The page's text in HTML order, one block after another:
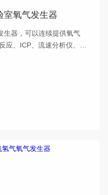
氧气发生器
生器，可以连续提供氧气
应、ICP、流速分析仪、拉
可供选择